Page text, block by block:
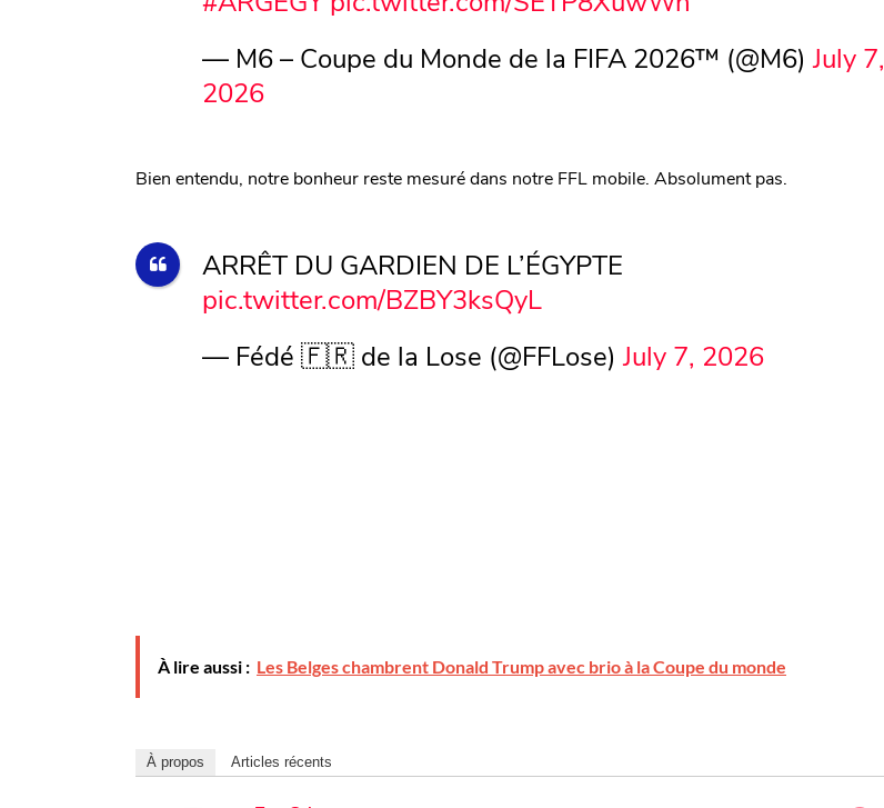
— M6 – Coupe du Monde de la FIFA 2026™ (@M6)July 7,
2026
Bien entendu, notre bonheur reste mesuré dans notre FFL mobile. Absolument pas.
ARRÊT DU GARDIEN DE L’ÉGYPTE
pic.twitter.com/BZBY3ksQyL
— Fédé 🇫🇷 de la Lose (@FFLose)July 7, 2026
À lire aussi : Les Belges chambrent Donald Trump avec brio à la Coupe du monde
À propos Articles récents